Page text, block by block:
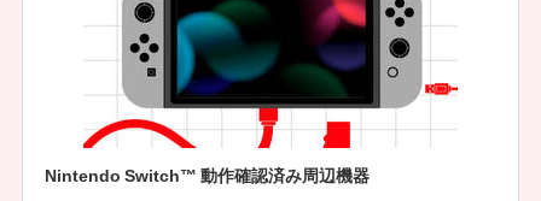
Nintendo Switch™ 動作確認済み周辺機器